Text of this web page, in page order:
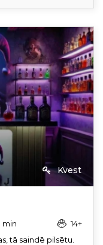
Kvest
min
14+
tā saindē pilsētu.